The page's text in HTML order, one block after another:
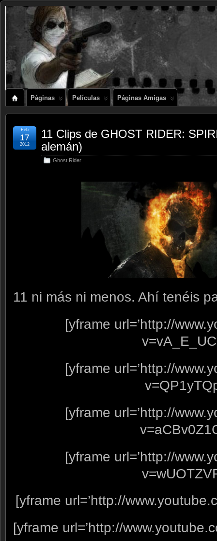
Páginas Películas Páginas Amigas
11 Clips de GHOST RIDER:
alemán)
Ghost Rider
Feb
17
2012
11 ni más ni menos. Ahí tenéis
[yframe url=’http://
[yframe url=’http://
[yframe url=’http://
[yframe url=’http://
[yframe url=’http://
[yframe url=’http://